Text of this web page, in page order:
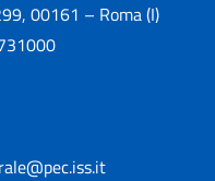
00161 – Roma (I)